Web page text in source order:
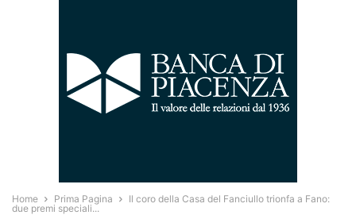
Home Prima Pagina
Il coro della Casa del Fanciullo trionfa a Fano:
due premi speciali...